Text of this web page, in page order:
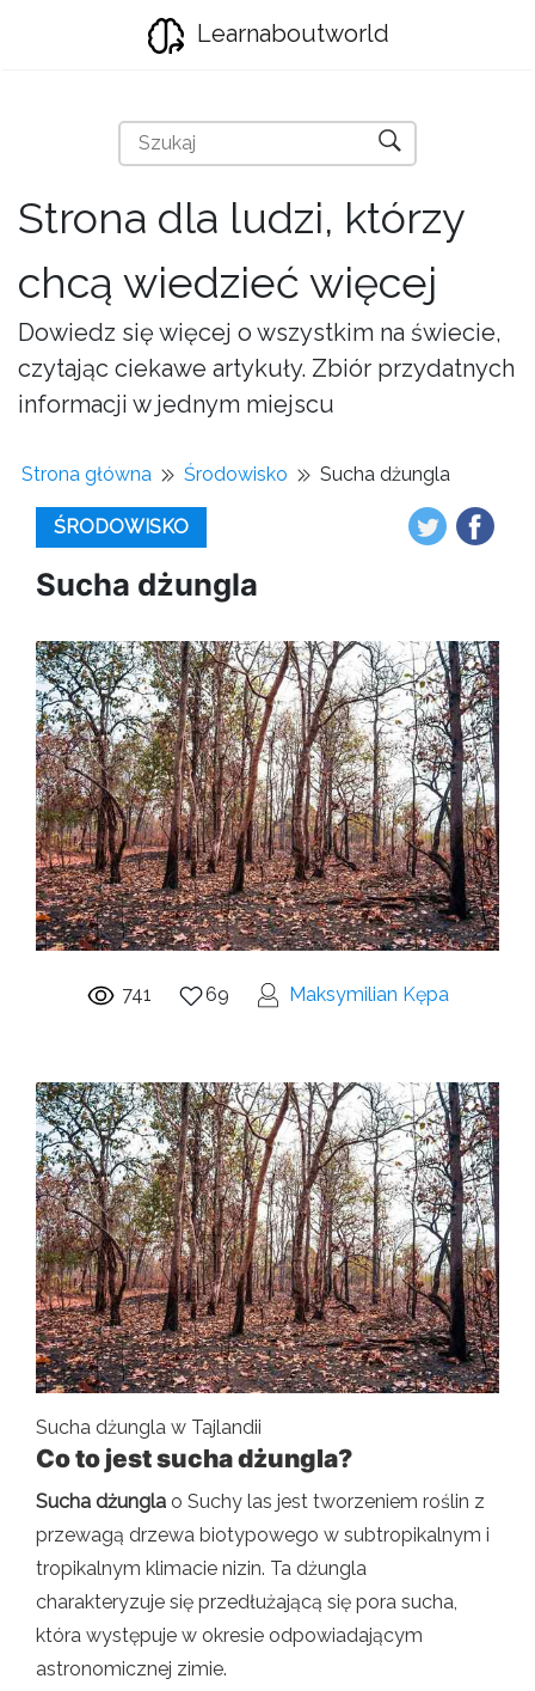
Learnaboutworld
Strona dla ludzi, którzy
chcą wiedzieć więcej
Dowiedz się więcej o wszystkim na świecie,
czytając ciekawe artykuły. Zbiór przydatnych
informacji w jednym miejscu
Strona główna Środowisko Sucha dżungla
ŚRODOWISKO
Sucha dżungla
741 69 Maksymilian Kępa
Sucha dżungla w Tajlandii
Co to jest sucha dżungla?
Sucha dżungla o Suchy las jest tworzeniem roślin z
przewagą drzewa biotypowego w subtropikalnym i
tropikalnym klimacie nizin. Ta dżungla
charakteryzuje się przedłużającą się pora sucha,
która występuje w okresie odpowiadającym
astronomicznej zimie.